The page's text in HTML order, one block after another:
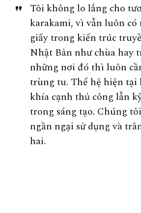
Tôi không lo lắng cho
karakami, vì vẫn luôn có
giấy trong kiến trúc
Nhật Bản như chùa hay
những nơi đó thì luôn
trùng tu. Thế hệ hiện tại
khía cạnh thủ công lẫn
trong sáng tạo. Chúng
ngần ngại sử dụng và
hai.